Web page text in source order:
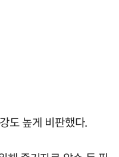
도 높게 비판했다.